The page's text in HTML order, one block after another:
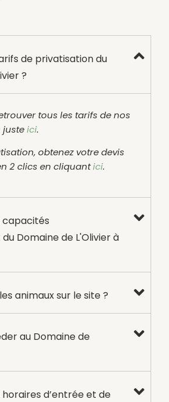
de privatisation du
?
tous les tarifs de nos
justeici.
obtenez votre devis
2 clics en cliquantici.
capacités
Domaine de L'Olivier à
animaux sur le site ?
au Domaine de
d’entrée et de